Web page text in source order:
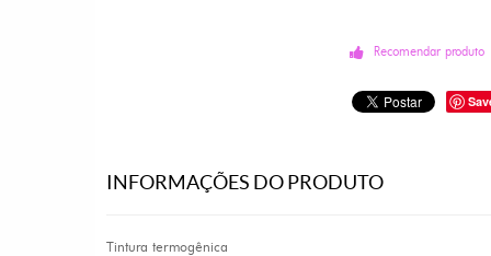
Recomendar produto
INFORMAÇÕES DO PRODUTO
Tintura termogênica